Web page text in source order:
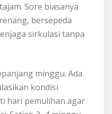
Sore biasanya
bersepeda
sirkulasi tanpa
minggu. Ada
kondisi
hari pemulihan agar